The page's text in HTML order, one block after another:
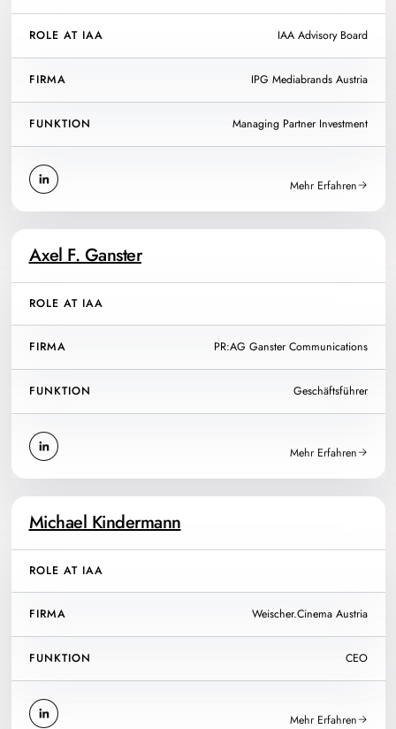
ROLE AT IAA IAA Advisory Board
FIRMA IPG Mediabrands Austria
FUNKTION Managing Partner Investment
Mehr Erfahren
Axel F. Ganster
ROLE AT IAA
FIRMA PR:AG Ganster Communications
FUNKTION Geschäftsführer
Mehr Erfahren
Michael Kindermann
ROLE AT IAA
FIRMA Weischer.Cinema Austria
FUNKTION CEO
Mehr Erfahren